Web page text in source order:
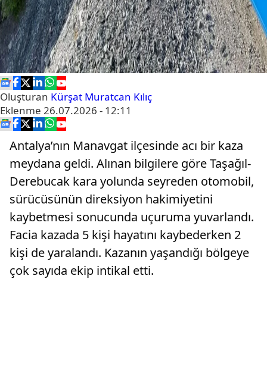
Oluşturan Kürşat Muratcan Kılıç
Eklenme 26.07.2026 - 12:11
Antalya’nın Manavgat ilçesinde acı bir kaza
meydana geldi. Alınan bilgilere göre Taşağıl-
Derebucak kara yolunda seyreden otomobil,
sürücüsünün direksiyon hakimiyetini
kaybetmesi sonucunda uçuruma yuvarlandı.
Facia kazada 5 kişi hayatını kaybederken 2
kişi de yaralandı. Kazanın yaşandığı bölgeye
çok sayıda ekip intikal etti.